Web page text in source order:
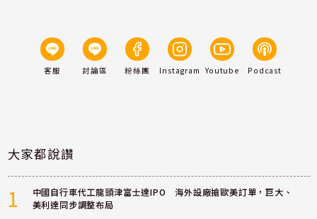
客服 討論區 粉絲團 Instagram Youtube Podcast
大家都說讚
1
中國自行車代工龍頭津富士達IPO 海外設廠搶歐美訂單，巨大、
美利達同步調整布局